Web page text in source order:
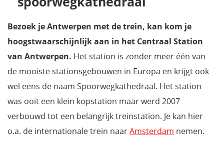
Onze-Lieve-Vrouw kathedraal
Koninklijk Museum voor Schone Kunsten Antwerpen (KMSKA)
Het Bootje van Antwerpen
Het Rubenshuis
De middeleeuwse Vlaeykensgang
Bezoek je Antwerpen met de trein, kan kom je
hoogstwaarschijnlijk aan in het Centraal Station
van Antwerpen. Het station is zonder meer één van
de mooiste stationsgebouwen in Europa en krijgt ook
wel eens de naam Spoorwegkathedraal. Het station
was ooit een klein kopstation maar werd 2007
verbouwd tot een belangrijk treinstation. Je kan hier
o.a. de internationale trein naarAmsterdam nemen.